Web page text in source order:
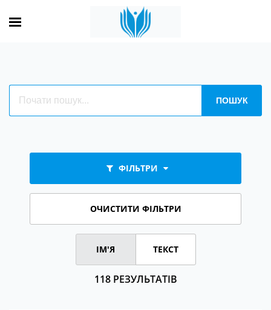
ФІЛЬТРИ
ОЧИСТИТИ ФІЛЬТРИ
118 РЕЗУЛЬТАТІВ
ІМ'Я ТЕКСТ